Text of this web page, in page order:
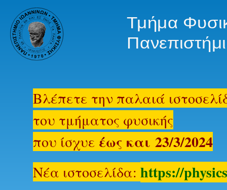
oldsite.physics.uoi.gr
Βλέπετε την παλαιά
του τμήματος φυσικής
που ίσχυε έως και 23/3/2024
Νέα ιστοσελίδα:https://